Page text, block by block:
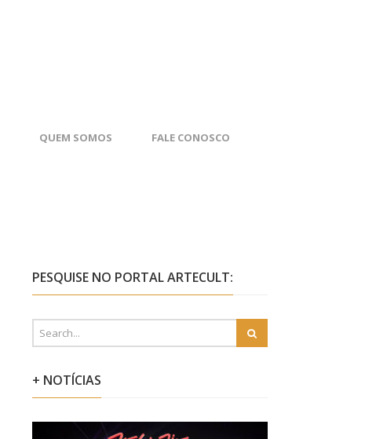
QUEM SOMOS FALE CONOSCO
PESQUISE NO PORTAL ARTECULT:
+ NOTÍCIAS